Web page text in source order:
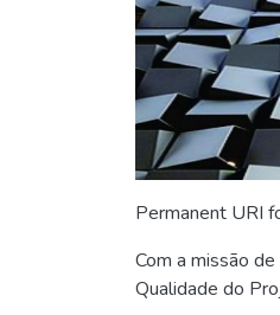
Permanent URI
Com a missão
Qualidade do